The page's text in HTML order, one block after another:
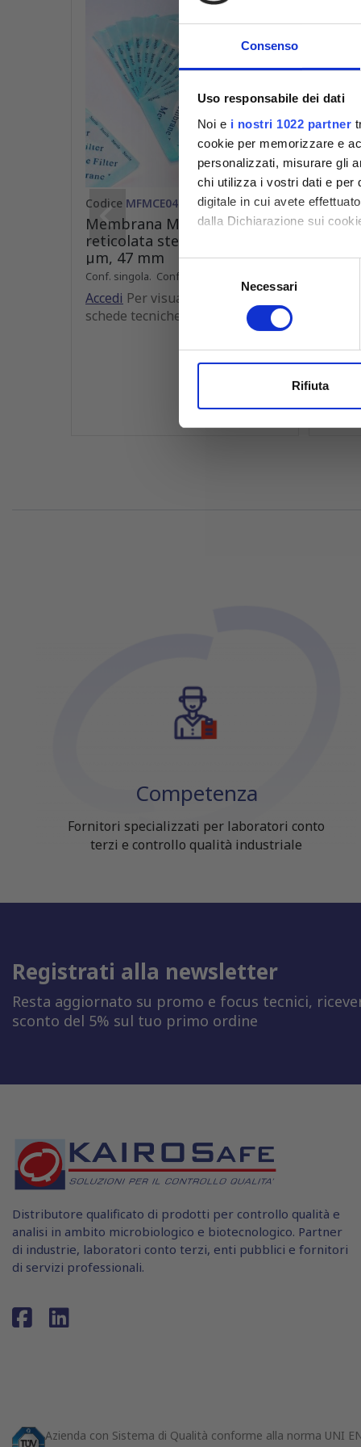
Consenso
Uso responsabile dei dati
Noi e i nostri 1022 partner
cookie per memorizzare e
personalizzati, misurare gli
chi utilizza i vostri dati e per
digitale in cui avete
dalla Dichiarazione sui
Con il tuo consenso,
raccogliere
Approfondisci come
Utilizziamo i cookie per
consenso
Necessari
Rifiuta
Codice MFMCE047022GWS
Membrana MCE bianca
reticolata sterile, pori 0,22
µm, 47 mm
Conf. singola. Conforme ISO 7704
Accedi Per visualizzare prezzi e
schede tecniche
µm,
Competenza
Fornitori specializzati per laboratori conto
terzi e controllo qualità industriale
Registrati alla newsletter
Resta aggiornato su promo e focus tecnici,
sconto del 5% sul tuo primo ordine
Distributore qualificato di prodotti per controllo qualità e
analisi in ambito microbiologico e biotecnologico. Partner
di industrie, laboratori conto terzi, enti pubblici e fornitori
di servizi professionali.
Azienda con Sistema di Qualità conforme alla norma UNI